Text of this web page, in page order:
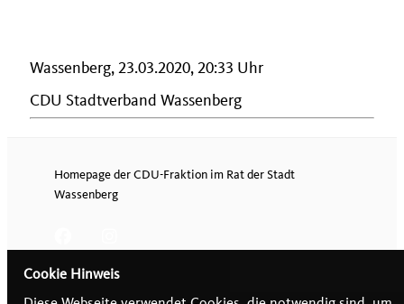
Wassenberg, 23.03.2020, 20:33 Uhr
CDU Stadtverband Wassenberg
Homepage der CDU-Fraktion im Rat der Stadt
Wassenberg
Cookie Hinweis